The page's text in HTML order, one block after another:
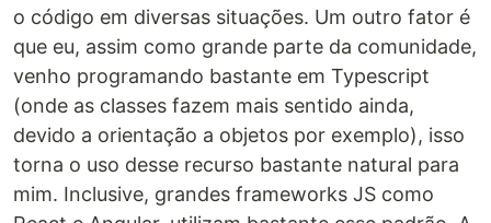
o código em diversas situações. Um outro fator é
que eu, assim como grande parte da comunidade,
venho programando bastante em Typescript
(onde as classes fazem mais sentido ainda,
devido a orientação a objetos por exemplo), isso
torna o uso desse recurso bastante natural para
mim. Inclusive, grandes frameworks JS como